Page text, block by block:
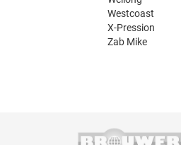
Westcoast
X-Pression
Zab Mike